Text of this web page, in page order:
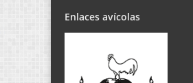
Enlaces avícolas